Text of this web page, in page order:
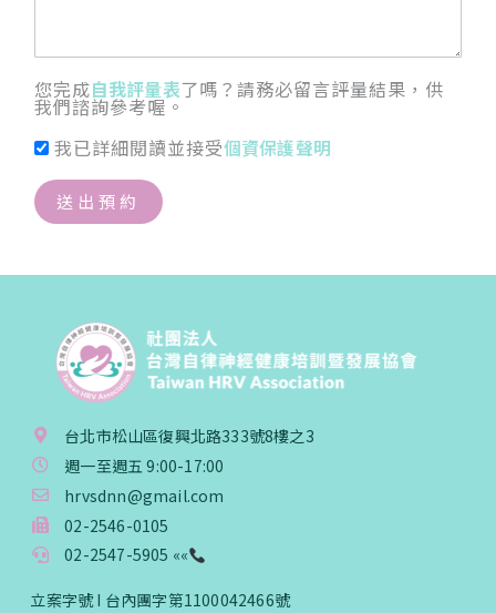
您完成自我評量表了嗎？請務必留言評量結果，供
我們諮詢參考喔。
我已詳細閱讀並接受個資保護聲明
送出預約
台北市松山區復興北路333號8樓之3
週一至週五 9:00-17:00
hrvsdnn@gmail.com
02-2546-0105
02-2547-5905 ««
立案字號 I 台內團字第1100042466號